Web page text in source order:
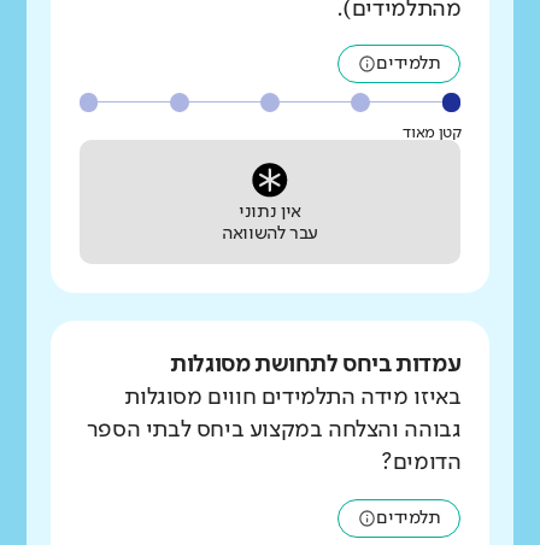
מהתלמידים).
תלמידים
קטן מאוד
אין נתוני
עבר להשוואה
עמדות ביחס לתחושת מסוגלות
באיזו מידה התלמידים חווים מסוגלות
גבוהה והצלחה במקצוע ביחס לבתי הספר
הדומים?
תלמידים